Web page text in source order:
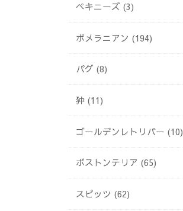
ペキニーズ (3)
ポメラニアン (194)
パグ (8)
狆 (11)
ゴールデンレトリバー (10)
ボストンテリア (65)
スピッツ (62)